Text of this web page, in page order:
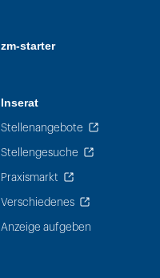
zm-starter
Inserat
Stellenangebote
Stellengesuche
Praxismarkt
Verschiedenes
Anzeige aufgeben